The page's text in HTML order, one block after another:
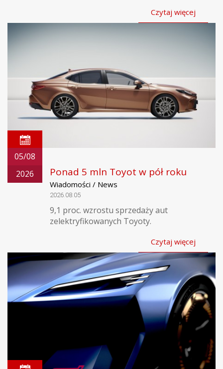
Czytaj więcej
05/08
2026
Ponad 5 mln Toyot w pół roku
Wiadomości / News
2026.08.05
9,1 proc. wzrostu sprzedaży aut
zelektryfikowanych Toyoty.
Czytaj więcej